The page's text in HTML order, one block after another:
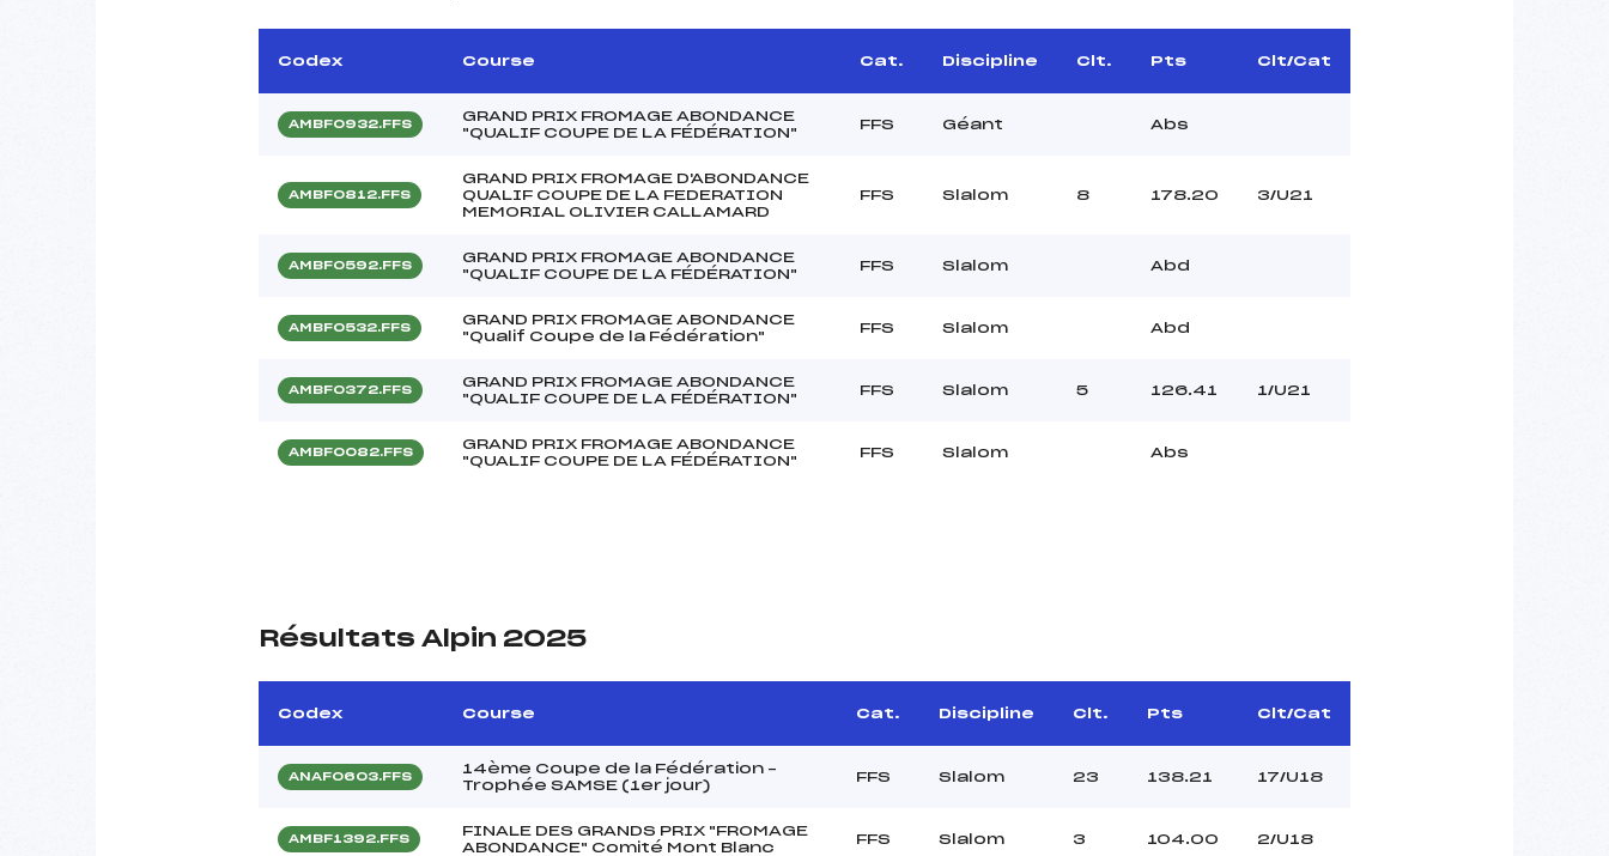
Codex Course Cat. Discipline Clt. Pts Clt/Cat
AMBF0932.FFS
GRAND PRIX FROMAGE ABONDANCE
"QUALIF COUPE DE LA FÉDÉRATION"
FFS Géant Abs
AMBF0812.FFS
GRAND PRIX FROMAGE D'ABONDANCE
QUALIF COUPE DE LA FEDERATION
MEMORIAL OLIVIER CALLAMARD
FFS Slalom 8 178.20 3/U21
AMBF0592.FFS
GRAND PRIX FROMAGE ABONDANCE
"QUALIF COUPE DE LA FÉDÉRATION"
FFS Slalom Abd
AMBF0532.FFS
GRAND PRIX FROMAGE ABONDANCE
"Qualif Coupe de la Fédération"
FFS Slalom Abd
AMBF0372.FFS
GRAND PRIX FROMAGE ABONDANCE
"QUALIF COUPE DE LA FÉDÉRATION"
FFS Slalom 5 126.41 1/U21
AMBF0082.FFS
GRAND PRIX FROMAGE ABONDANCE
"QUALIF COUPE DE LA FÉDÉRATION"
FFS Slalom Abs
Résultats Alpin 2025
Codex Course Cat. Discipline Clt. Pts Clt/Cat
ANAF0603.FFS
14ème Coupe de la Fédération –
Trophée SAMSE (1er jour)
FFS Slalom 23 138.21 17/U18
AMBF1392.FFS
FINALE DES GRANDS PRIX "FROMAGE
ABONDANCE" Comité Mont Blanc
FFS Slalom 3 104.00 2/U18